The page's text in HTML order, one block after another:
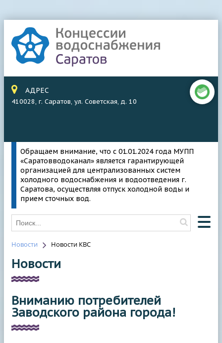
АДРЕС
410028, г. Саратов, ул. Советская, д. 10
Обращаем внимание, что с 01.01.2024 года МУПП
«Саратовводоканал» является гарантирующей
организацией для централизованных систем
холодного водоснабжения и водоотведения г.
Саратова, осуществляя отпуск холодной воды и
прием сточных вод.
О ВОДОСНАБЖЕНИИ
НОВОСТИ
ОТКЛЮЧЕНИЯ
Новости Новости КВС
Новости
Вниманию потребителей
Заводского района города!